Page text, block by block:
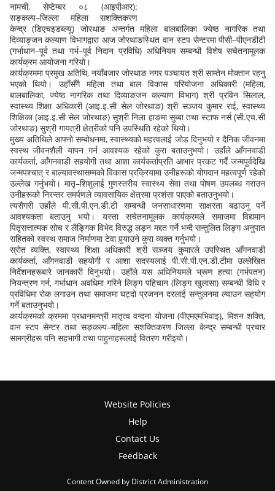
नामची, सेप्टेम्बर ०८ (आइपीआर):
सङ्कल्प–जिल्ला महिला सशक्तिकरण
केन्द्र (डिएचइडब्ल्यू) जोरथाङ अन्तर्गत महिला बालबालिका ज्येष्ठ नागरिक तथा
दिव्याङ्जन कल्याण विभागद्वारा आज जोरथाङस्थित वान स्टप सेन्टरमा पीसी–पीएनडीटी
(गर्भाधान–पूर्व तथा गर्भ–पूर्व निदान प्रविधि) अधिनियम सम्बन्धी विशेष सचेतनामूलक
कार्यक्रम आयोजना गरियो।
कार्यक्रममा प्रमुख अतिथि, नयाँबजार जोरथाङ नगर पञ्चायत श्री साम्तेन मोक्तान रहनु
भएको थियो। उहाँसँगै महिला तथा बाल विकास परियोजना अधिकारी (महिला,
बालबालिका, ज्येष्ठ नागरिक तथा दिव्याङजन कल्याण विभाग) श्री प्रविन सिलाल,
स्वास्थ्य शिक्षा अधिकारी (आइ.इ.सी सेल जोरथाङ) श्री सञ्जय कुमार राई, स्वास्थ्य
शिक्षिका (आइ.इ.सी सेल जोरथाङ) सुश्री निला हाङमा सुब्बा तथा स्टाफ नर्स (सी.एच.सी
जोरथाङ) सुश्री गायत्री क्षेत्रीको पनि उपस्थिति रहेको थियो।
मुख्य अतिथिले आफ्नो सम्बोधनमा, स्वास्थ्यको महत्त्वलाई जोड दिनुभयो र दैनिक जीवनमा
स्वस्थ जीवनशैली यापन गर्न आवश्यक रहेको कुरा बताउनुभयो। उहाँले आँगनवाडी
कार्यकर्ता, आँगनवाडी सहयोगी तथा आशा कार्यकर्ताप्रति आभार प्रकट गर्दै जन्मपुर्वदेखि
जन्मपश्चात् र बाल्यावस्थासम्मको विकास प्रक्रियामा उनीहरूको योगदान महत्वपूर्ण रहेको
उल्लेख गर्नुभयो। मातृ–शिशुलाई गुणस्तरीय स्वास्थ्य सेवा तथा पोषण उपलब्ध गराउन
उनीहरूको निरन्तर समर्पणले व्यावसायिक क्षेत्रमा प्रशंसा पाएको बताउनुभयो।
त्यसैगरी उहाँले पी.सी.पी.एन.डी.टी सम्बन्धी जनसाधारणमा साक्षरता बढाउनु पर्ने
आवश्यकता बताउनु भयो। यस्ता सचेतनामूलक कार्यक्रमले समाजमा विद्यमान
पितृसत्तात्मक सोच र लैङ्गिक विभेद विरुद्ध लड्न मद्दत गर्ने भन्दै सन्तुलित लिङ्ग अनुपात
सहितको स्वस्थ समाज निर्माणमा टेवा पुर्याउने कुरा व्यक्त गर्नुभयो।
स्रोत व्यक्ति, स्वास्थ्य शिक्षा अधिकारी श्री सञ्जय कुमारले उपस्थित आँगनवाडी
कार्यकर्ता, आँगनवाडी सहयोगी र आशा सदस्यलाई पी.सी.पी.एन.डी.टीमा उल्लेखित
निर्देशनहरूबारे जानकारी दिनुभयो। उहाँले यस अधिनियमले भ्रूण हत्या (गर्भपतन)
नियन्त्रण गर्न, गर्भाधान अवधिमा गरिने लिङ्ग पहिचान (लिङ्ग खुलासा) सम्बन्धी विधि र
प्रविधिमा रोक लगाउन तथा समाजमा घट्दो प्रजनन दरलाई सन्तुलनमा ल्याउन सहयोग
गर्ने बताउनुभयो।
कार्यक्रमको क्रममा प्रधानमन्त्री मातृत्व वन्दना योजना (पीएमएमभिवाइ), मिशन शक्ति,
वान स्टप सेन्टर तथा सङ्कल्प–महिला सशक्तिकरण जिल्ला केन्द्र सम्बन्धी प्रचार
सामग्रीहरू पनि सहभागी तथा पाहुनाहरूलाई वितरण गरीइयो।
Website Policies
Help
Contact Us
Feedback
Content Owned by District Administration